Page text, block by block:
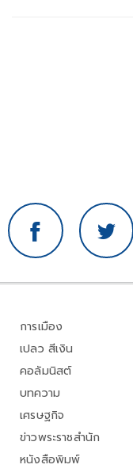
การเมือง
เปลว สีเงิน
คอลัมนิสต์
บทความ
เศรษฐกิจ
ข่าวพระราชสำนัก
หนังสือพิมพ์